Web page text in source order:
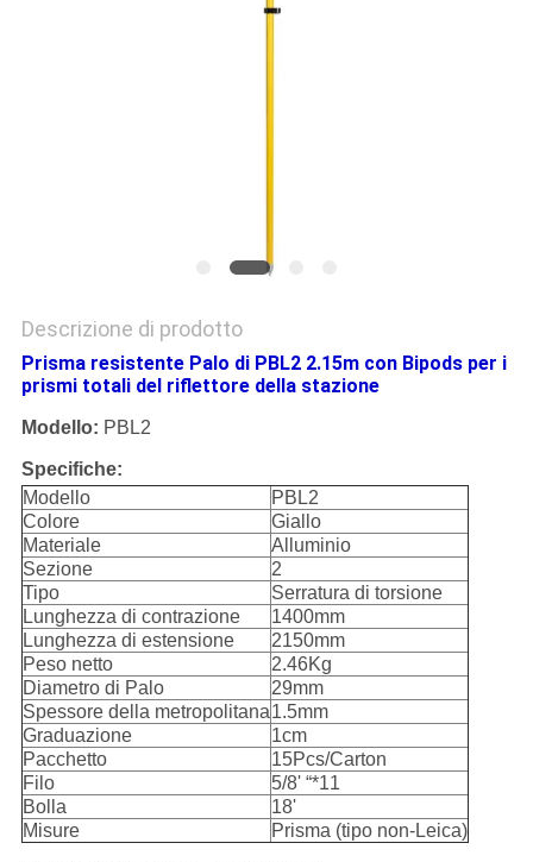
Descrizione di prodotto
Prisma resistente Palo di PBL2 2.15m con Bipods per i
prismi totali del riflettore della stazione
Modello: PBL2
Specifiche:
Modello
PBL2
Colore
Giallo
Materiale
Alluminio
Sezione
2
Tipo
Serratura di torsione
Lunghezza di contrazione
1400mm
Lunghezza di estensione
2150mm
Peso netto
2.46Kg
Diametro di Palo
29mm
Spessore della metropolitana1.5mm
Graduazione
1cm
Pacchetto
15Pcs/Carton
Filo
5/8' “*11
Bolla
18'
Misure
Prisma (tipo non-Leica)